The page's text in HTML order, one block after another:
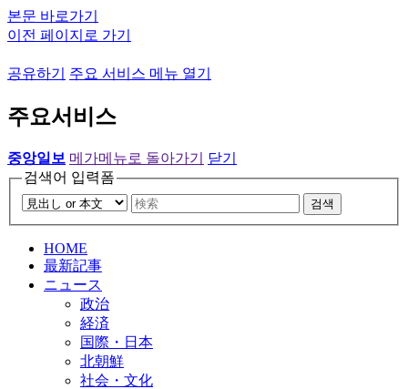
본문 바로가기
이전 페이지로 가기
공유하기 주요 서비스 메뉴 열기
주요서비스
중앙일보 메가메뉴로 돌아가기
닫기
검색어 입력폼
검색
HOME
最新記事
ニュース
政治
経済
国際・日本
北朝鮮
社会・文化